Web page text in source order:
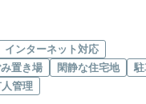
インターネット対応
置き場
閑静な住宅地
管理